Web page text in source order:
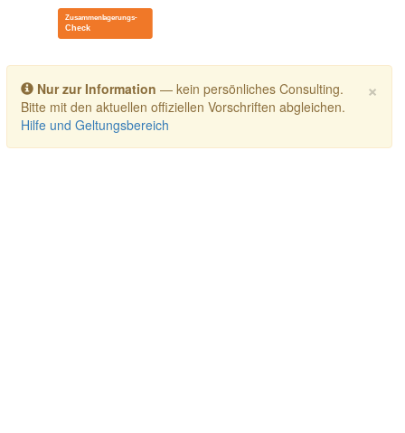
Toggle navigation
×
Nur zur Information — kein persönliches Consulting.
Bitte mit den aktuellen offiziellen Vorschriften abgleichen.
Hilfe und Geltungsbereich